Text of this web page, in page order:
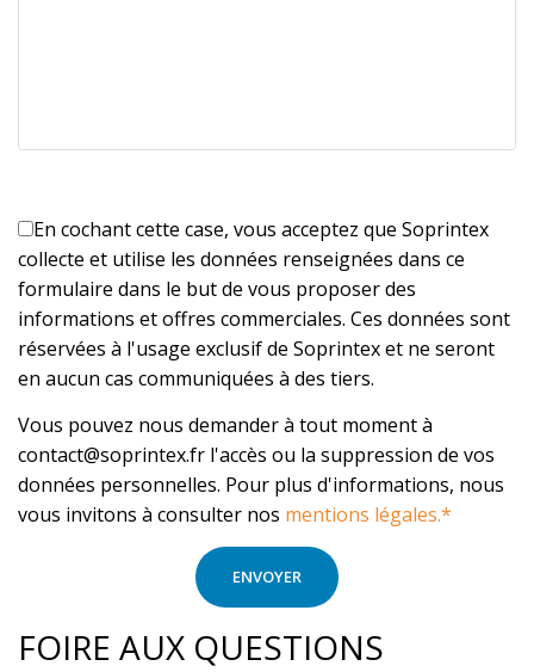
En cochant cette case, vous acceptez que Soprintex
collecte et utilise les données renseignées dans ce
formulaire dans le but de vous proposer des
informations et offres commerciales. Ces données sont
réservées à l'usage exclusif de Soprintex et ne seront
en aucun cas communiquées à des tiers.
Vous pouvez nous demander à tout moment à
contact@soprintex.fr l'accès ou la suppression de vos
données personnelles. Pour plus d'informations, nous
vous invitons à consulter nos mentions légales.*
FOIRE AUX QUESTIONS